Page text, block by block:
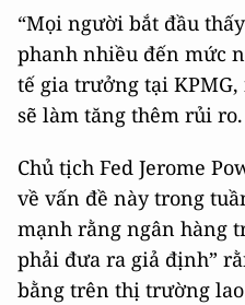
“Mọi người bắt đầu
phanh nhiều đến mức
tế gia trưởng tại
sẽ làm tăng thêm rủi ro.
Chủ tịch Fed Jerome
về vấn đề này trong
mạnh rằng ngân hàng
phải đưa ra giả định”
bằng trên thị trường